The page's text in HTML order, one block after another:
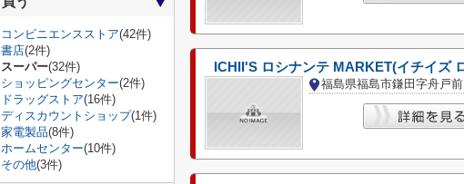
福島県福島市鎌田字舟戸前
コンビニエンスストア(42件)
書店(2件)
スーパー(32件)
ショッピングセンター(2件)
ドラッグストア(16件)
ディスカウントショップ(1件)
家電製品(8件)
ホームセンター(10件)
その他(3件)